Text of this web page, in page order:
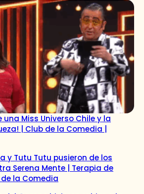
una Miss Universo Chile y la
| Club de la Comedia |
y Tutu Tutu pusieron de los
Serena Mente | Terapia de
la Comedia